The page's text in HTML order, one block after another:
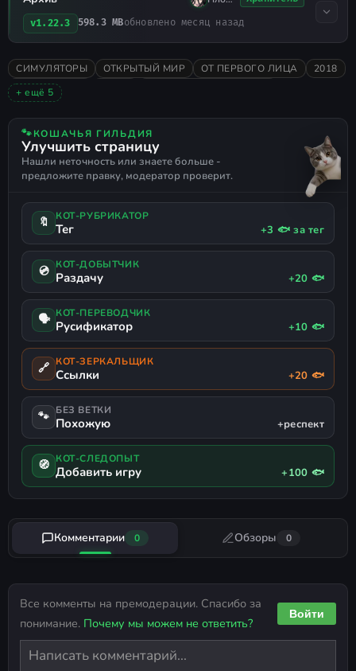
%AppData%\Roaming\VintagestoryData
и откройте конфигурационный
файл serverconfig.json .
усмотрению и сохраните внесенные
изменения.
Подключение к серверам
В главном меню перейдите в раздел
Сетевая игра. Выберите
подходящий проект из списка или
найдите нужную комнату в
Общедоступных серверах
начала выживания.
Обратите внимание, что играть можно
исключительно на неофициальных
серверах (например, адрес:
порт: 42420
v1.22.3 598.3 MBобновлено месяц назад
СИМУЛЯТОРЫ ОТКРЫТЫЙ МИР ОТ ПЕРВОГО ЛИЦА
2018
ВЫЖИВАНИЕ
РУССКИЙ ЯЗЫК
+ ещё 5
🐾КОШАЧЬЯ ГИЛЬДИЯ
Улучшить страницу
Нашли неточность или знаете больше -
предложите правку, модератор проверит.
🔖 КОТ-РУБРИКАТОР
Тег +3 🐟 за тег
💿 КОТ-ДОБЫТЧИК
Раздачу +20 🐟
🗣 КОТ-ПЕРЕВОДЧИК
Русификатор +10 🐟
🔗 КОТ-ЗЕРКАЛЬЩИК
Ссылки +20 🐟
🐾 БЕЗ ВЕТКИ
Похожую +респект
🧭 КОТ-СЛЕДОПЫТ
Добавить игру +100 🐟
Комментарии 0 Обзоры 0
Все комменты на премодерации. Спасибо за
понимание. Почему мы можем не ответить?
Войти